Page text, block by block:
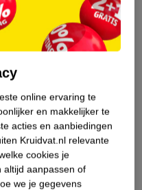
Issey Miyake L'Eau
D'Issey Pour Homme
Giftset 150ml
Edt Spray 75ml/Deo
Stick 75gr, 150
Verkoop via partner
online ervaring te
en makkelijker te
acties en aanbiedingen
Kruidvat.nl relevante
cookies je
altijd aanpassen of
we je gegevens